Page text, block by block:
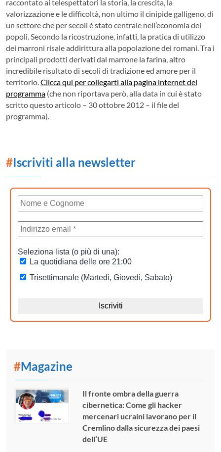
raccontato ai telespettatori la storia, la crescita, la
valorizzazione e le difficoltà, non ultimo il cinipide galligeno, di
un settore che per secoli è stato centrale nell’economia dei
popoli. Secondo la ricostruzione, infatti, la pratica di utilizzo
dei marroni risale addirittura alla popolazione dei romani. Tra i
principali prodotti derivati dal marrone la farina, altro
incredibile risultato di secoli di tradizione ed amore per il
territorio.Clicca qui per collegarti alla pagina internet del
programma (che non riportava però, alla data in cui è stato
scritto questo articolo – 30 ottobre 2012 – il file del
programma).
#Iscriviti alla newsletter
#Magazine
Il fronte ombra della guerra
cibernetica: Come gli hacker
mercenari ucraini lavorano per il
Cremlino dalla sicurezza dei paesi
dell’UE